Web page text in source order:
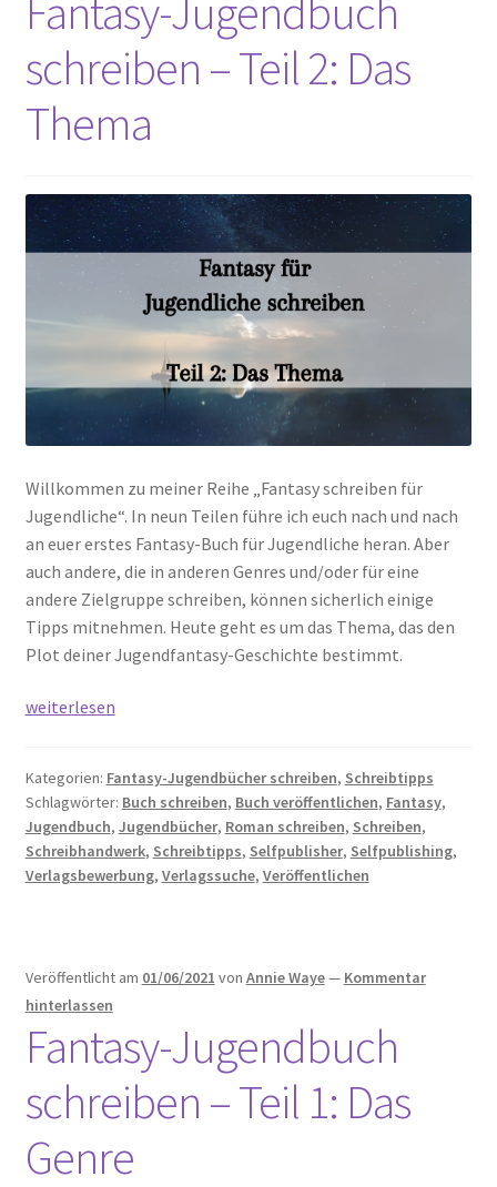
Fantasy-Jugendbuch
schreiben – Teil 2: Das
Thema
Willkommen zu meiner Reihe „Fantasy schreiben für
Jugendliche“. In neun Teilen führe ich euch nach und nach
an euer erstes Fantasy-Buch für Jugendliche heran. Aber
auch andere, die in anderen Genres und/oder für eine
andere Zielgruppe schreiben, können sicherlich einige
Tipps mitnehmen. Heute geht es um das Thema, das den
Plot deiner Jugendfantasy-Geschichte bestimmt.
Fantasy-
–
Teil
2:
Das
weiterlesen
Kategorien: Fantasy-Jugendbücher schreiben, Schreibtipps
Schlagwörter: Buch schreiben, Buch veröffentlichen, Fantasy,
Jugendbuch, Jugendbücher, Roman schreiben, Schreiben,
Schreibhandwerk, Schreibtipps, Selfpublisher, Selfpublishing,
Verlagsbewerbung, Verlagssuche, Veröffentlichen
Veröffentlicht am 01/06/2021 von Annie Waye— Kommentar
hinterlassen
Fantasy-Jugendbuch
schreiben – Teil 1: Das
Genre